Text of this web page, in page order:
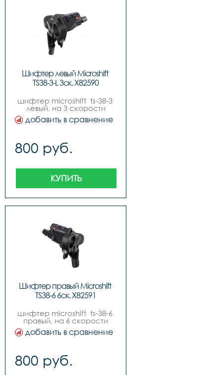
Шифтер левый Microshift
TS38-3-L 3ск. Х82590
шифтер microshift  ts-38-3
левый, на 3 скорости
добавить в сравнение
800 руб.
КУПИТЬ
Шифтер правый Microshift
TS38-6 6ск. Х82591
шифтер microshift  ts-38-6
правый, на 6 скорости
добавить в сравнение
800 руб.